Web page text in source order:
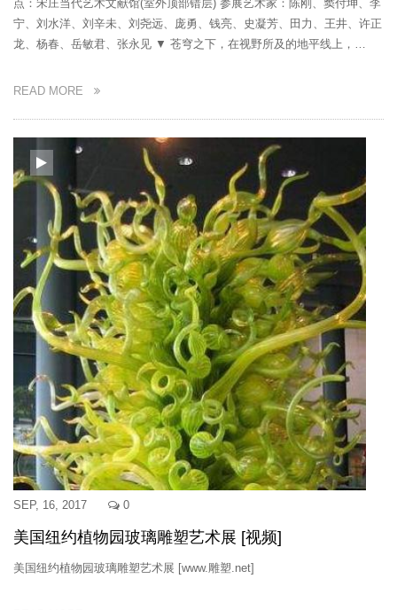
点：宋庄当代艺术文献馆(室外顶部错层) 参展艺术家：陈刚、窦付坤、李
宁、刘水洋、刘辛未、刘尧远、庞勇、钱亮、史凝芳、田力、王井、许正
龙、杨春、岳敏君、张永见 ▼ 苍穹之下，在视野所及的地平线上，…
READ MORE
SEP, 16, 2017 0
美国纽约植物园玻璃雕塑艺术展 [视频]
美国纽约植物园玻璃雕塑艺术展 [www.雕塑.net]